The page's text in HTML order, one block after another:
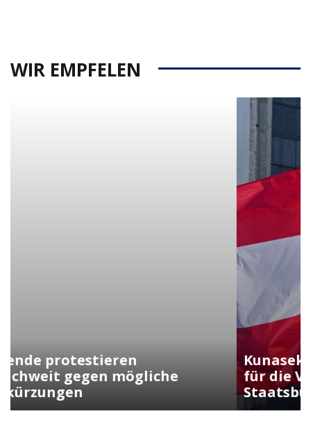
WIR EMPFELEN
Kunasek fordert strengere Regeln
für die Verleihung der
Staatsbürgerschaft